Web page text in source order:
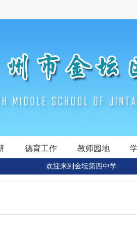
德育工作 教师园地
欢迎来到金坛第四中学